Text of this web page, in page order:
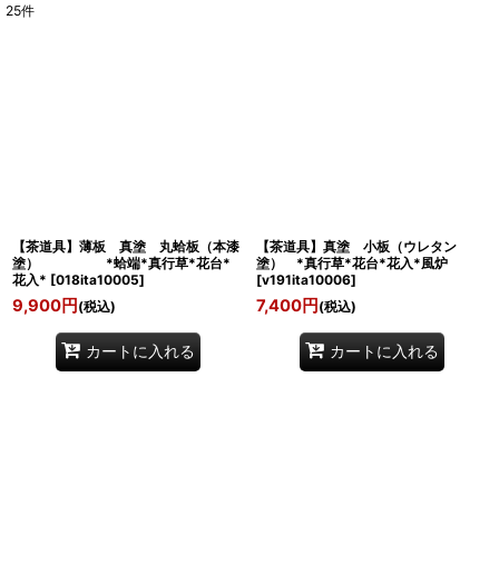
25件
【茶道具】薄板 真塗 丸蛤板（本漆
塗） *蛤端*真行草*花台*
花入* [018ita10005]
9,900円 (税込)
カートに入れる
【茶道具】真塗 小板（ウレタン
塗） *真行草*花台*花入*風炉
[v191ita10006]
7,400円 (税込)
カートに入れる